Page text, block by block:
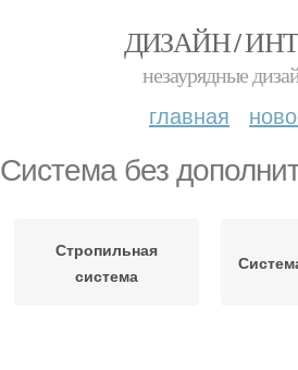
ДИЗАЙН /
незаурядные
главная
Система без
Стропильная
система